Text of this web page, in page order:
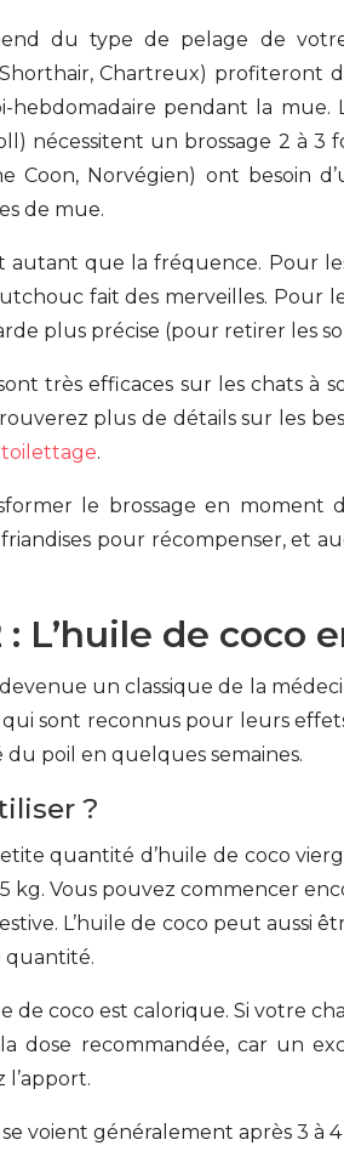
du type de pelage de
Chartreux) profiteront
hebdomadaire pendant la mue.
nécessitent un brossage 2 à 3
Coon, Norvégien) ont besoin
de mue.
autant que la fréquence. Pour
fait des merveilles. Pour
plus précise (pour retirer les
très efficaces sur les chats à
plus de détails sur les
toilettage.
le brossage en moment
pour récompenser, et
: L’huile de
devenue un classique de la
sont reconnus pour leurs
poil en quelques semaines.
?
quantité d’huile de coco
kg. Vous pouvez commencer
L’huile de coco peut aussi
quantité.
de coco est calorique. Si votre
dose recommandée, car un
l’apport.
voient généralement après 3 à